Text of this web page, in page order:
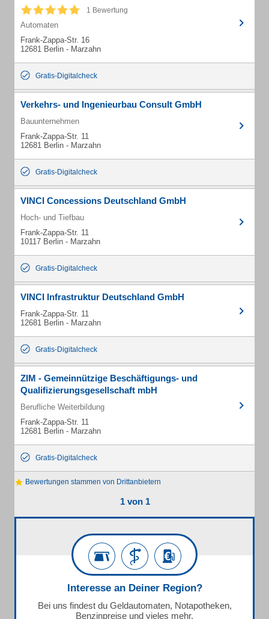
1 Bewertung
Automaten
Frank-Zappa-Str. 16
12681 Berlin - Marzahn
Gratis-Digitalcheck
Verkehrs- und Ingenieurbau Consult GmbH
Bauunternehmen
Frank-Zappa-Str. 11
12681 Berlin - Marzahn
Gratis-Digitalcheck
VINCI Concessions Deutschland GmbH
Hoch- und Tiefbau
Frank-Zappa-Str. 11
10117 Berlin - Marzahn
Gratis-Digitalcheck
VINCI Infrastruktur Deutschland GmbH
Frank-Zappa-Str. 11
12681 Berlin - Marzahn
Gratis-Digitalcheck
ZIM - Gemeinnützige Beschäftigungs- und
Qualifizierungsgesellschaft mbH
Berufliche Weiterbildung
Frank-Zappa-Str. 11
12681 Berlin - Marzahn
Gratis-Digitalcheck
Bewertungen stammen von Drittanbietern
1 von 1
Interesse an Deiner Region?
Bei uns findest du Geldautomaten, Notapotheken,
Benzinpreise und vieles mehr.